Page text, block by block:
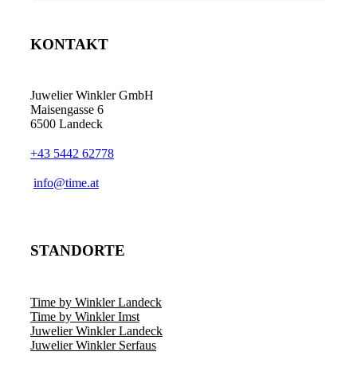
KONTAKT
Juwelier Winkler GmbH
Maisengasse 6
6500 Landeck
+43 5442 62778
info@time.at
STANDORTE
Time by Winkler Landeck
Time by Winkler Imst
Juwelier Winkler Landeck
Juwelier Winkler Serfaus